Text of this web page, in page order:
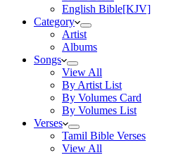
English Bible[KJV]
Category
Artist
Albums
Songs
View All
By Artist List
By Volumes Card
By Volumes List
Verses
Tamil Bible Verses
View All